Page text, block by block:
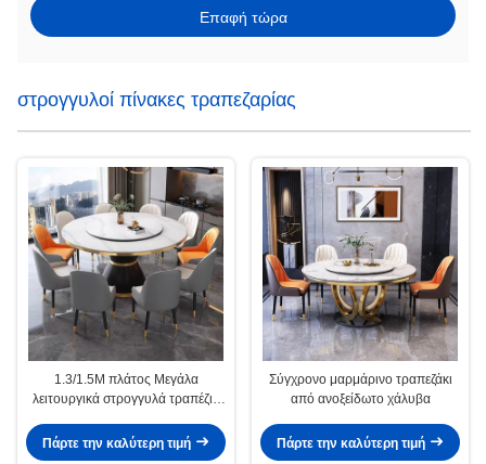
Επαφή τώρα
στρογγυλοί πίνακες τραπεζαρίας
1.3/1.5M πλάτος Μεγάλα
λειτουργικά στρογγυλά τραπέζια
Πάρτε την καλύτερη τιμή
Σύγχρονο μαρμάρινο τραπεζάκι
από ανοξείδωτο χάλυβα
Πάρτε την καλύτερη τιμή